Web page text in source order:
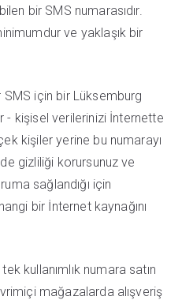
bir SMS numarasıdır.
ve yaklaşık bir
SMS için bir Lüksemburg
- kişisel verilerinizi İnternette
kişiler yerine bu numarayı
gizliliği korursunuz ve
sağlandığı için
bir İnternet kaynağını
kullanımlık numara satın
mağazalarda alışveriş